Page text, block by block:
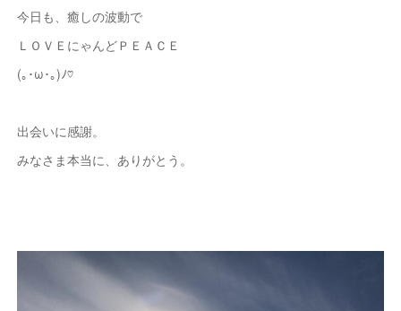
今日も、癒しの波動で
ＬＯＶＥにゃんどＰＥＡＣＥ
(｡･ω･｡)ﾉ♡
出会いに感謝。
みなさま本当に、ありがとう。